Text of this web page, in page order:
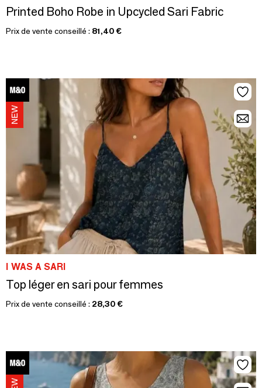
Printed Boho Robe in Upcycled Sari Fabric
Prix de vente conseillé : 81,40 €
I WAS A SARI
Top léger en sari pour femmes
Prix de vente conseillé : 28,30 €